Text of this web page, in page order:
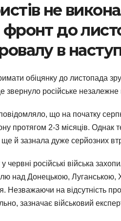
не
фронт до
в
обіцянку до листопада
звернуло російське
що на початку
протягом 2-3 місяців. Однак
й зазнала дуже серйозних
червні російські війська
над Донецькою, Луганською,
Незважаючи на відсутність
зазначає військовий